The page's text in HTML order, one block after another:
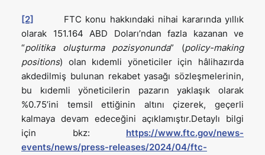
[2] FTC konu hakkındaki nihai kararında yıllık
olarak 151.164 ABD Doları’ndan fazla kazanan ve
“politika oluşturma pozisyonunda” (policy-making
positions) olan kıdemli yöneticiler için hâlihazırda
akdedilmiş bulunan rekabet yasağı sözleşmelerinin,
bu kıdemli yöneticilerin pazarın yaklaşık olarak
%0.75’ini temsil ettiğinin altını çizerek, geçerli
kalmaya devam edeceğini açıklamıştır.Detaylı bilgi
için bkz: https://www.ftc.gov/news-
events/news/press-releases/2024/04/ftc-